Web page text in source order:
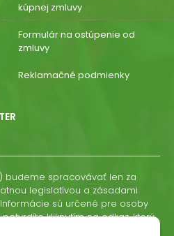
kúpnej zmluvy
Formulár na ostúpenie od
zmluvy
Reklamačné podmienky
budeme spracovávať len za
legislatívou a zásadami
sú určené pre osoby
kliknutím na odkaz, ktorý